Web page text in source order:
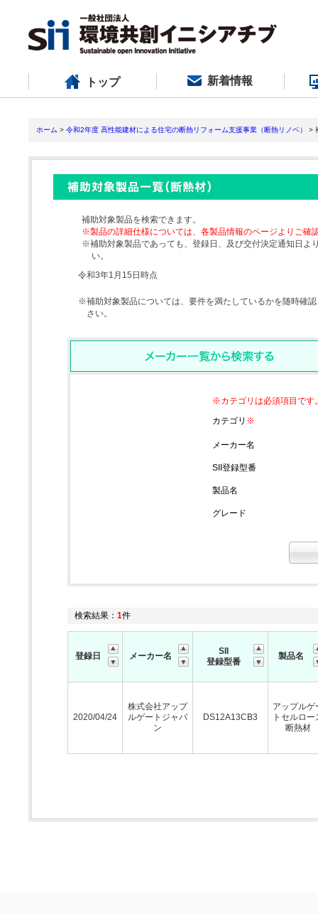
トップ 新着情報
ホーム > 令和2年度 高性能建材による住宅の断熱リフォーム支援事業（断熱リノベ） >
補助対象製品を検索できます。
※製品の詳細仕様については、各製品情報のページよりご確
※補助対象製品であっても、登録日、及び交付決定通知日よ
い。
令和3年1月15日時点
※補助対象製品については、要件を満たしているかを随時確
さい。
※カテゴリは必須項目です
カテゴリ ※
メーカー名
SII登録型番
製品名
グレード
検索結果： 1件
登録日 メーカー名
SII
登録型番
製品名
2020/04/24
株式会社アップ
ルゲートジャパ
ン
DS12A13CB3
アップルゲ
トセルロー
断熱材